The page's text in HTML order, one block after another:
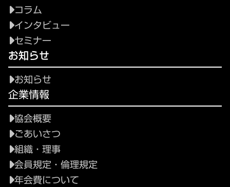
コラム
インタビュー
セミナー
お知らせ
お知らせ
企業情報
協会概要
ごあいさつ
組織・理事
会員規定・倫理規定
年会費について